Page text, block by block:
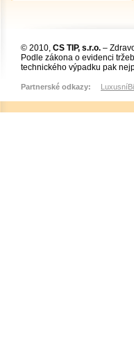
© 2010, CS TIP, s.r.o. –
Podle zákona o evidenci
technického výpadku pak
Partnerské odkazy: